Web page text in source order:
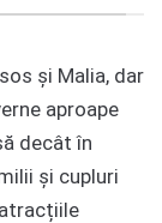
și Malia, dar
aproape
decât în
și cupluri